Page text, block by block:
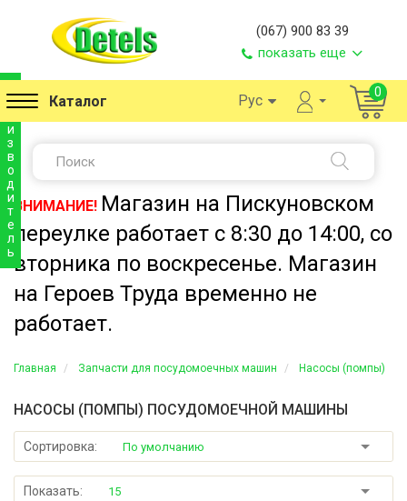
(067) 900 83 39
показать еще
Каталог Рус 0
ВНИМАНИЕ! Магазин на Пискуновском
переулке работает с 8:30 до 14:00, со
вторника по воскресенье. Магазин
на Героев Труда временно не
работает.
Главная Запчасти для посудомоечных машин Насосы (помпы)
НАСОСЫ (ПОМПЫ) ПОСУДОМОЕЧНОЙ МАШИНЫ
Сортировка: По умолчанию
Показать: 15
р
и
з
в
о
д
и
т
е
л
ь